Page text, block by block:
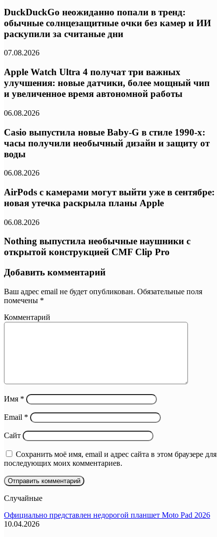
DuckDuckGo неожиданно попали в тренд:
обычные солнцезащитные очки без камер и ИИ
раскупили за считаные дни
07.08.2026
Apple Watch Ultra 4 получат три важных
улучшения: новые датчики, более мощный чип
и увеличенное время автономной работы
06.08.2026
Casio выпустила новые Baby-G в стиле 1990-х:
часы получили необычный дизайн и защиту от
воды
06.08.2026
AirPods с камерами могут выйти уже в сентябре:
новая утечка раскрыла планы Apple
06.08.2026
Nothing выпустила необычные наушники с
открытой конструкцией CMF Clip Pro
Добавить комментарий
Ваш адрес email не будет опубликован. Обязательные поля
помечены *
Комментарий
Имя *
Email *
Сайт
Сохранить моё имя, email и адрес сайта в этом браузере для
последующих моих комментариев.
Случайные
Официально представлен недорогой планшет Moto Pad 2026
10.04.2026